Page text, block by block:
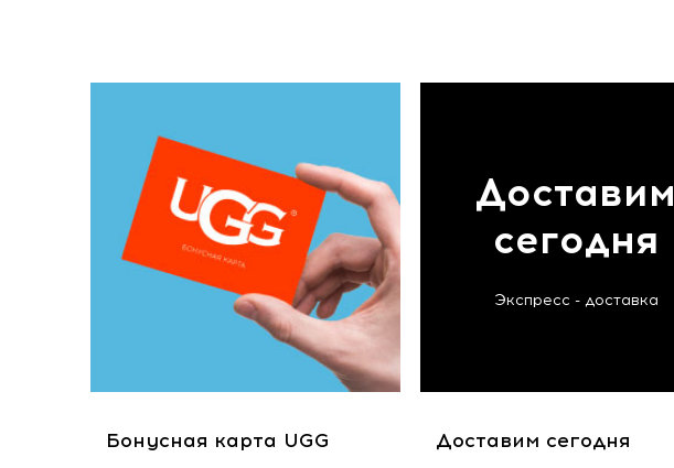
Бонусная карта UGG
Доставим
сегодня
Экспресс - доставка
Доставим сегодня